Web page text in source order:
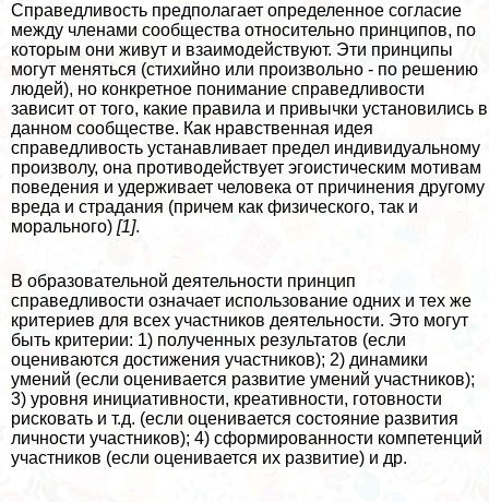
Справедливость предполагает определенное согласие
между члeнами сообщества относительно принципов, по
которым они живут и взаимодействуют. Эти принципы
могут меняться (стихийно или произвольно - по решению
людей), но конкретное понимание справедливости
зависит от того, какие правила и привычки установились в
данном сообществе. Как нравственная идея
справедливость устанавливает предел индивидуальному
произволу, она противодействует эгоистическим мотивам
поведения и удерживает человека от причинения другому
вреда и страдания (причем как физического, так и
мopaльного) [1].
В образовательной деятельности принцип
справедливости означает использование одних и тех же
критериев для всех участников деятельности. Это могут
быть критерии: 1) полученных результатов (если
оцениваются достижения участников); 2) динамики
умений (если оценивается развитие умений участников);
3) уровня инициативности, креативности, готовности
рисковать и т.д. (если оценивается состояние развития
личности участников); 4) сформированности компетенций
участников (если оценивается их развитие) и др.